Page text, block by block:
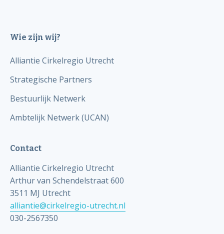
Wie zijn wij?
Alliantie Cirkelregio Utrecht
Strategische Partners
Bestuurlijk Netwerk
Ambtelijk Netwerk (UCAN)
Contact
Alliantie Cirkelregio Utrecht
Arthur van Schendelstraat 600
3511 MJ Utrecht
alliantie@cirkelregio-utrecht.nl
030-2567350